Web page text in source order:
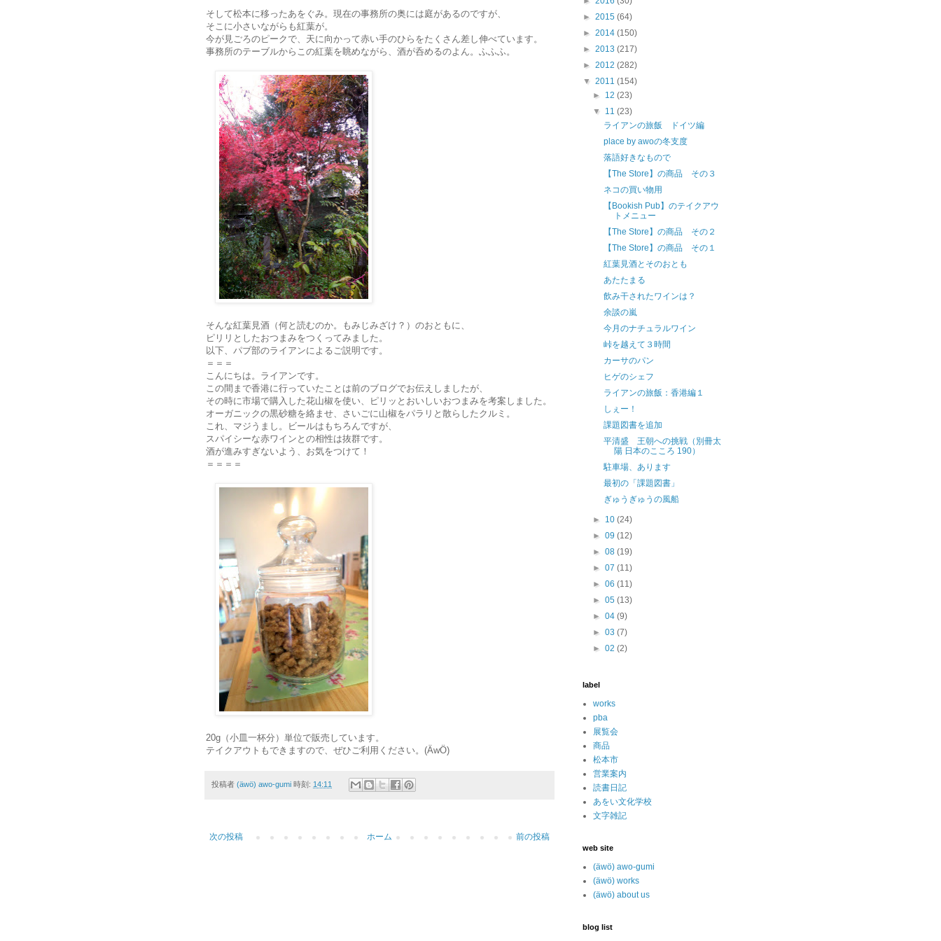
そして松本に移ったあをぐみ。現在の事務所の奥には庭があるのですが、
そこに小さいながらも紅葉が。
今が見ごろのピークで、天に向かって赤い手のひらをたくさん差し伸べています。
事務所のテーブルからこの紅葉を眺めながら、酒が呑めるのよん。ふふふ。
そんな紅葉見酒（何と読むのか。もみじみざけ？）のおともに、
ピリリとしたおつまみをつくってみました。
以下、パブ部のライアンによるご説明です。
＝＝＝
こんにちは。ライアンです。
この間まで香港に行っていたことは前のブログでお伝えしましたが、
その時に市場で購入した花山椒を使い、ピリッとおいしいおつまみを考案しました。
オーガニックの黒砂糖を絡ませ、さいごに山椒をパラリと散らしたクルミ。
これ、マジうまし。ビールはもちろんですが、
スパイシーな赤ワインとの相性は抜群です。
酒が進みすぎないよう、お気をつけて！
＝＝＝＝
20g（小皿一杯分）単位で販売しています。
テイクアウトもできますので、ぜひご利用ください。(ÄwÖ)
投稿者 (äwö) awo-gumi 時刻: 14:11
次の投稿 前の投稿
ホーム
► 2015 (64)
► 2014 (150)
► 2013 (217)
► 2012 (282)
▼ 2011 (154)
► 12(23)
▼ 11(23)
ライアンの旅飯 ドイツ編
place by awoの冬支度
落語好きなもので
【The Store】の商品 その３
ネコの買い物用
【Bookish Pub】のテイクアウ
トメニュー
【The Store】の商品 その２
【The Store】の商品 その１
紅葉見酒とそのおとも
あたたまる
飲み干されたワインは？
余談の嵐
今月のナチュラルワイン
峠を越えて３時間
カーサのパン
ヒゲのシェフ
ライアンの旅飯：香港編１
しぇー！
課題図書を追加
平清盛 王朝への挑戦（別冊太
陽 日本のこころ 190）
駐車場、あります
最初の「課題図書」
ぎゅうぎゅうの風船
► 10(24)
►09(12)
►08(19)
►07(11)
►06(11)
►05(13)
►04(9)
►03(7)
►02(2)
label
works
pba
展覧会
商品
松本市
営業案内
読書日記
あをい文化学校
文字雑記
web site
(äwö) awo-gumi
(äwö) works
(äwö) about us
blog list